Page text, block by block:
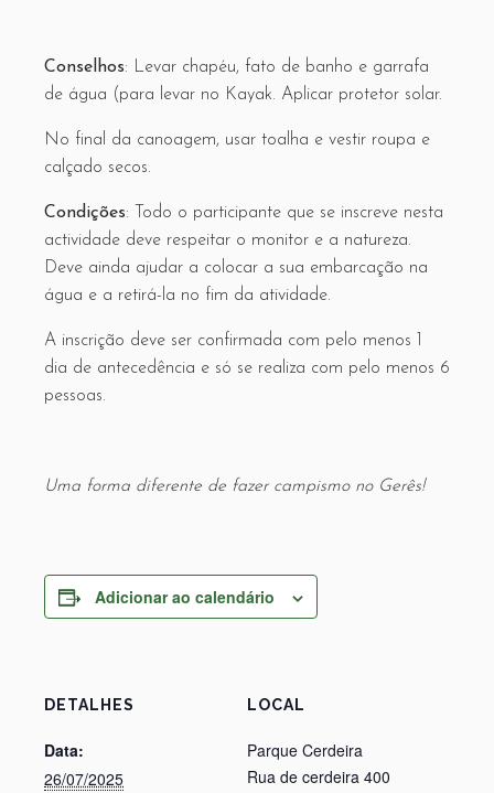
Conselhos: Levar chapéu, fato de banho e garrafa
de água (para levar no Kayak. Aplicar protetor solar.
No final da canoagem, usar toalha e vestir roupa e
calçado secos.
Condições: Todo o participante que se inscreve nesta
actividade deve respeitar o monitor e a natureza.
Deve ainda ajudar a colocar a sua embarcação na
água e a retirá-la no fim da atividade.
A inscrição deve ser confirmada com pelo menos 1
dia de antecedência e só se realiza com pelo menos 6
pessoas.
Uma forma diferente de fazer campismo no Gerês!
Adicionar ao calendário
DETALHES
Data:
26/07/2025
LOCAL
Parque Cerdeira
Rua de cerdeira 400